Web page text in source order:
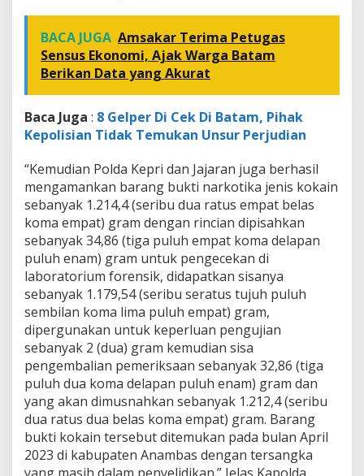
BACA JUGA Amsakar Terima Petugas
Sensus Ekonomi, Ajak Warga Batam
Berikan Data yang Akurat
Baca Juga : 8 Gelper Di Cek Di Batam, Pihak
Kepolisian Tidak Temukan Unsur Perjudian
“Kemudian Polda Kepri dan Jajaran juga berhasil
mengamankan barang bukti narkotika jenis kokain
sebanyak 1.214,4 (seribu dua ratus empat belas
koma empat) gram dengan rincian dipisahkan
sebanyak 34,86 (tiga puluh empat koma delapan
puluh enam) gram untuk pengecekan di
laboratorium forensik, didapatkan sisanya
sebanyak 1.179,54 (seribu seratus tujuh puluh
sembilan koma lima puluh empat) gram,
dipergunakan untuk keperluan pengujian
sebanyak 2 (dua) gram kemudian sisa
pengembalian pemeriksaan sebanyak 32,86 (tiga
puluh dua koma delapan puluh enam) gram dan
yang akan dimusnahkan sebanyak 1.212,4 (seribu
dua ratus dua belas koma empat) gram. Barang
bukti kokain tersebut ditemukan pada bulan April
2023 di kabupaten Anambas dengan tersangka